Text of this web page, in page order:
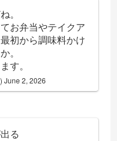
。
お弁当やテイクア
初から調味料かけ
。
す。
June 2, 2026
る